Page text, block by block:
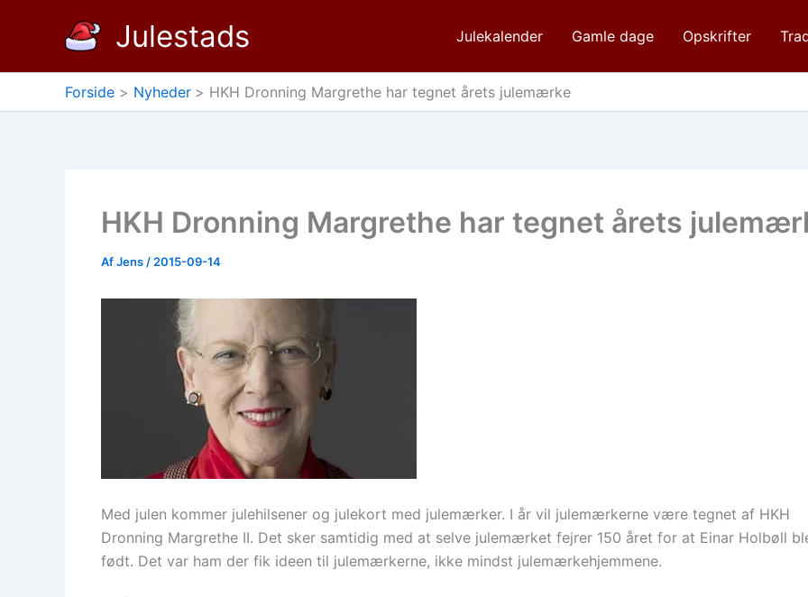
Julestads Julekalender Gamle dage Opskrifter
Forside Nyheder HKH Dronning Margrethe har tegnet årets julemærke
HKH Dronning Margrethe har tegnet årets
AfJens / 2015-09-14
Med julen kommer julehilsener og julekort med julemærker. I år vil julemærkerne være tegnet af HKH
Dronning Margrethe II. Det sker samtidig med at selve julemærket fejrer 150 året for at Einar Holbøll
født. Det var ham der fik ideen til julemærkerne, ikke mindst julemærkehjemmene.